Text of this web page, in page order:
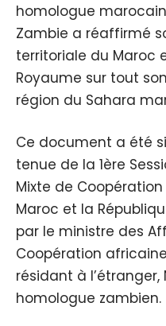
homologue
Zambie a réaffirmé
territoriale du Maroc
Royaume sur tout
région du Sahara
Ce document a été
tenue de la 1ère
Mixte de
Maroc et la
par le ministre des
Coopération
résidant à l’étranger,
homologue zambien.